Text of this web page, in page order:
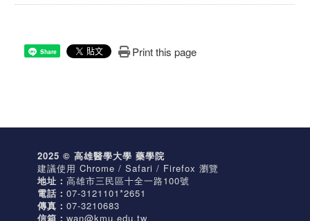
Share Print this page
2025 © 高雄醫學大學 藥學院
建議使用 Chrome / Safari / Firefox 瀏覽
地址： 高雄市三民區十全一路100號
電話： 07-3121101*2651
傳真： 07-3210683
信箱： wan@kmu.edu.tw